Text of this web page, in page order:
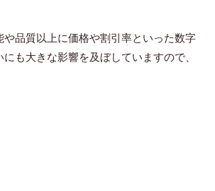
品質以上に価格や割引率といった数字
も大きな影響を及ぼしていますので、